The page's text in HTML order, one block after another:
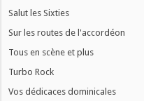
Salut les Sixties
Sur les routes de l'accordéon
Tous en scène et plus
Turbo Rock
Vos dédicaces dominicales